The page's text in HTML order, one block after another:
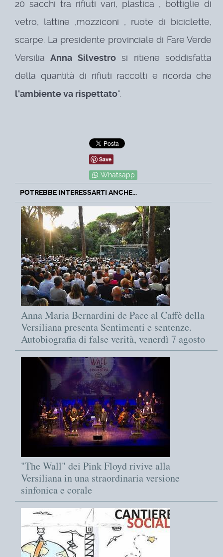
20 sacchi tra rifiuti vari, plastica , bottiglie di
vetro, lattine ,mozziconi , ruote di biciclette,
scarpe. La presidente provinciale di Fare Verde
VersiliaAnna Silvestrosi ritiene soddisfatta
della quantità di rifiuti raccolti e ricorda che
l'ambiente va rispettato".
Save
Whatsapp
POTREBBE INTERESSARTI ANCHE...
Anna Maria Bernardini de Pace al Caffè della
Versiliana presenta Sentimenti e sentenze.
Autobiografia di false verità, venerdì 7 agosto
"The Wall" dei Pink Floyd rivive alla
Versiliana in una straordinaria versione
sinfonica e corale